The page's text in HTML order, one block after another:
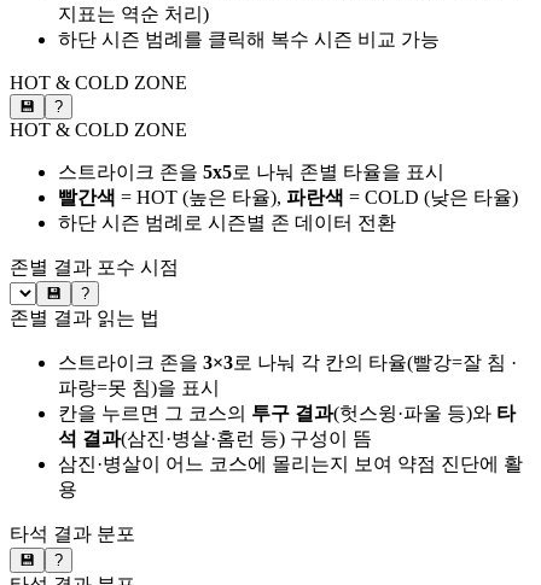
지표는 역순 처리)
하단 시즌 범례를 클릭해 복수 시즌 비교 가능
HOT & COLD ZONE
💾 ?
HOT & COLD ZONE
스트라이크 존을 5x5로 나눠 존별 타율을 표시
빨간색 = HOT (높은 타율), 파란색 = COLD (낮은 타율)
하단 시즌 범례로 시즌별 존 데이터 전환
존별 결과 포수 시점
💾 ?
존별 결과 읽는 법
스트라이크 존을 3×3로 나눠 각 칸의 타율(빨강=잘 침 ·
파랑=못 침)을 표시
칸을 누르면 그 코스의 투구 결과(헛스윙·파울 등)와 타
석 결과(삼진·병살·홈런 등) 구성이 뜸
삼진·병살이 어느 코스에 몰리는지 보여 약점 진단에 활
용
타석 결과 분포
💾 ?